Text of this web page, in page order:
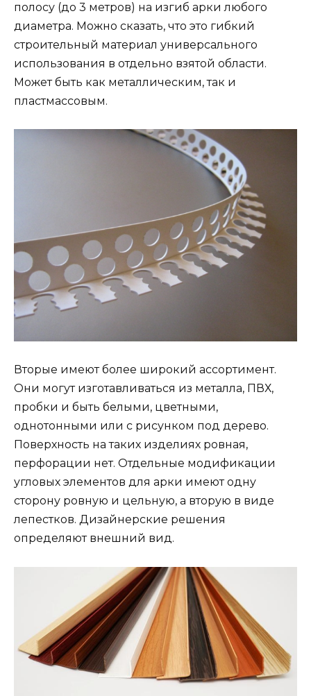
полосу (до 3 метров) на изгиб арки любого
диаметра. Можно сказать, что это гибкий
строительный материал универсального
использования в отдельно взятой области.
Может быть как металлическим, так и
пластмассовым.
Вторые имеют более широкий ассортимент.
Они могут изготавливаться из металла, ПВХ,
пробки и быть белыми, цветными,
однотонными или с рисунком под дерево.
Поверхность на таких изделиях ровная,
перфорации нет. Отдельные модификации
угловых элементов для арки имеют одну
сторону ровную и цельную, а вторую в виде
лепестков. Дизайнерские решения
определяют внешний вид.